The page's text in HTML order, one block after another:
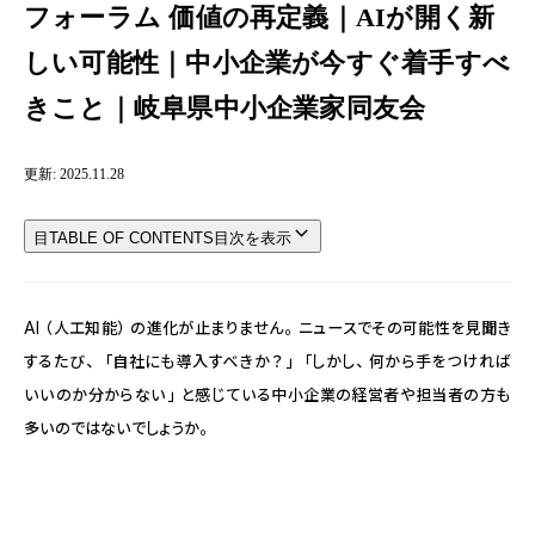
フォーラム 価値の再定義｜AIが開く新
しい可能性｜中小企業が今すぐ着手すべ
きこと｜岐阜県中小企業家同友会
更新: 2025.11.28
目 TABLE OF CONTENTS 目次を表示
AI（人工知能）の進化が止まりません。ニュースでその可能性を見聞き
するたび、「自社にも導入すべきか？」「しかし、何から手をつければ
いいのか分からない」と感じている中小企業の経営者や担当者の方も
多いのではないでしょうか。